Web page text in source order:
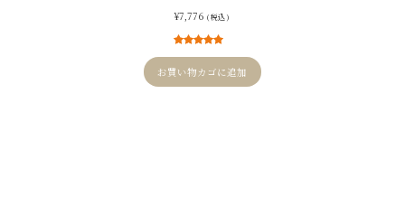
¥7,776 ( 税込 )
評価に基づ
く5段階評価
のうち、5.00
お買い物カゴに追加